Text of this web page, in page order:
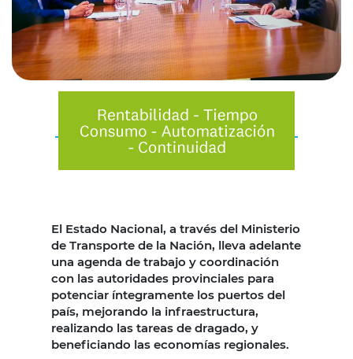
El Estado Nacional, a través del Ministerio
de Transporte de la Nación, lleva adelante
una agenda de trabajo y coordinación
con las autoridades provinciales para
potenciar íntegramente los puertos del
país, mejorando la infraestructura,
realizando las tareas de dragado, y
beneficiando las economías regionales.